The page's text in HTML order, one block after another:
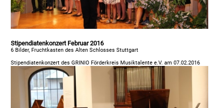
Stipendiatenkonzert Februar 2016
6 Bilder, Fruchtkasten des Alten Schlosses Stuttgart
Stipendiatenkonzert des GRINIO Förderkreis Musiktalente e.V. am 07.02.2016